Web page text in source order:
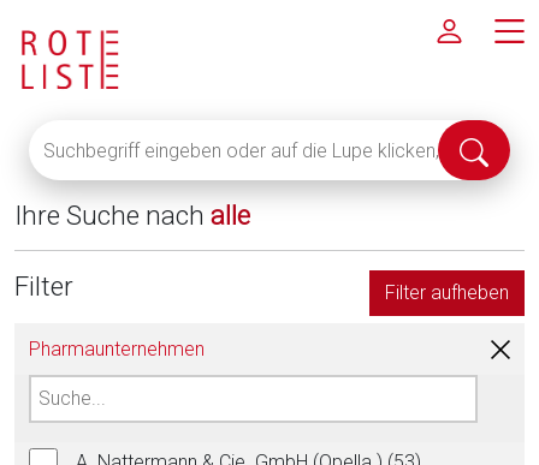
eingeben
oder
auf
die
Lupe
alle
Fachinformationen
anzuzeigen
Suche
Ihre Suche nach alle
Filter Filter aufheben
Pharmaunternehmen